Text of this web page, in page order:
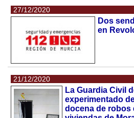
27/12/2020
Dos
en
21/12/2020
La Guardia Civil
experimentado
docena de robos